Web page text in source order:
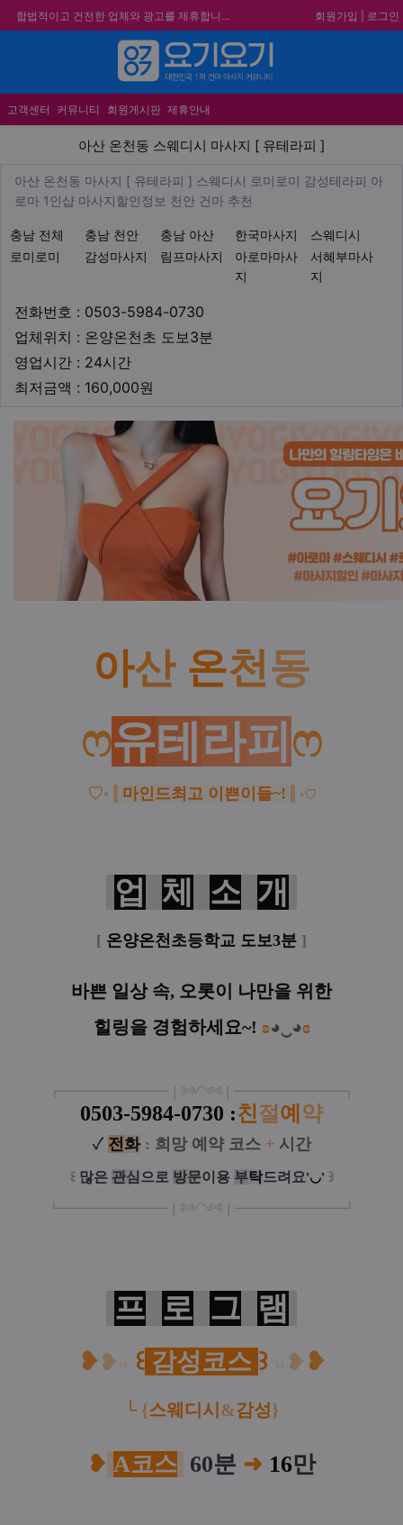
합법적이고 건전한 업체와 광고를 제휴합니다.
★요기요기 설 연휴 휴무 안내★
★ 요기요기 업체회원 안내사항 ★
불건전한 게시글은 삭제 및 회원탈퇴 됩니다.
회원가입 로그인
고객센터 커뮤니티 회원게시판 제휴안내
아산 온천동 스웨디시 마사지
아산 온천동 스웨디시 마사지 [ 유테라피 ]
업체 정보
아산 온천동 마사지 [ 유테라피 ]
아산 온천동 마사지 [ 유테라피 ] 스웨디시 로미로미 감성테라피 아
로마 1인샵 마사지할인정보 천안 건마 추천
충남 전체 충남 천안 충남 아산
지역1 한국마사지
스웨디시
로미로미
감성마사지 림프마사지
아로마마사
지
서혜부마사
지
테마
전화번호 : 0503-5984-0730
업체위치 : 온양온천초 도보3분
영업시간 : 24시간영업시간
최저금액 : 160,000원
아산 온천동
ෆ유테 라피 ෆ
♡• 마인드최고 이쁜이들~! •♡
업 체 소 개
[ 온양온천초등학교 도보3분 ]
바쁜 일상 속, 오롯이 나만을 위한
힐링을 경험하세요~! ʚ◕‿◕ɞ
┏━━━━━━━━ ❘༻༺❘ ━━━━━━━━┓
0503-5984-0730 :친절 예 약
✓ 전 화 : 희망 예약 코스 + 시간
꒰ 많은 관심 으로 방문이 용 부탁드려요'◡' ꒱
┗━━━━━━━━ ❘༻༺❘ ━━━━━━━━┛
프 로 그 램
❥❥» ꒰감성코스 ꒱ » ❥ ❥
└{스웨디시 &감성}
❥ A코스 60분 ➜ 16만